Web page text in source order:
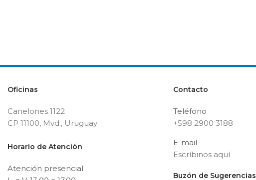
Oficinas
Canelones 1122
CP 11100, Mvd., Uruguay
Horario de Atención
Atención presencial
Contacto
Teléfono
+598 2900 3188
E-mail
Escríbinos aquí
Buzón de Sugerencias